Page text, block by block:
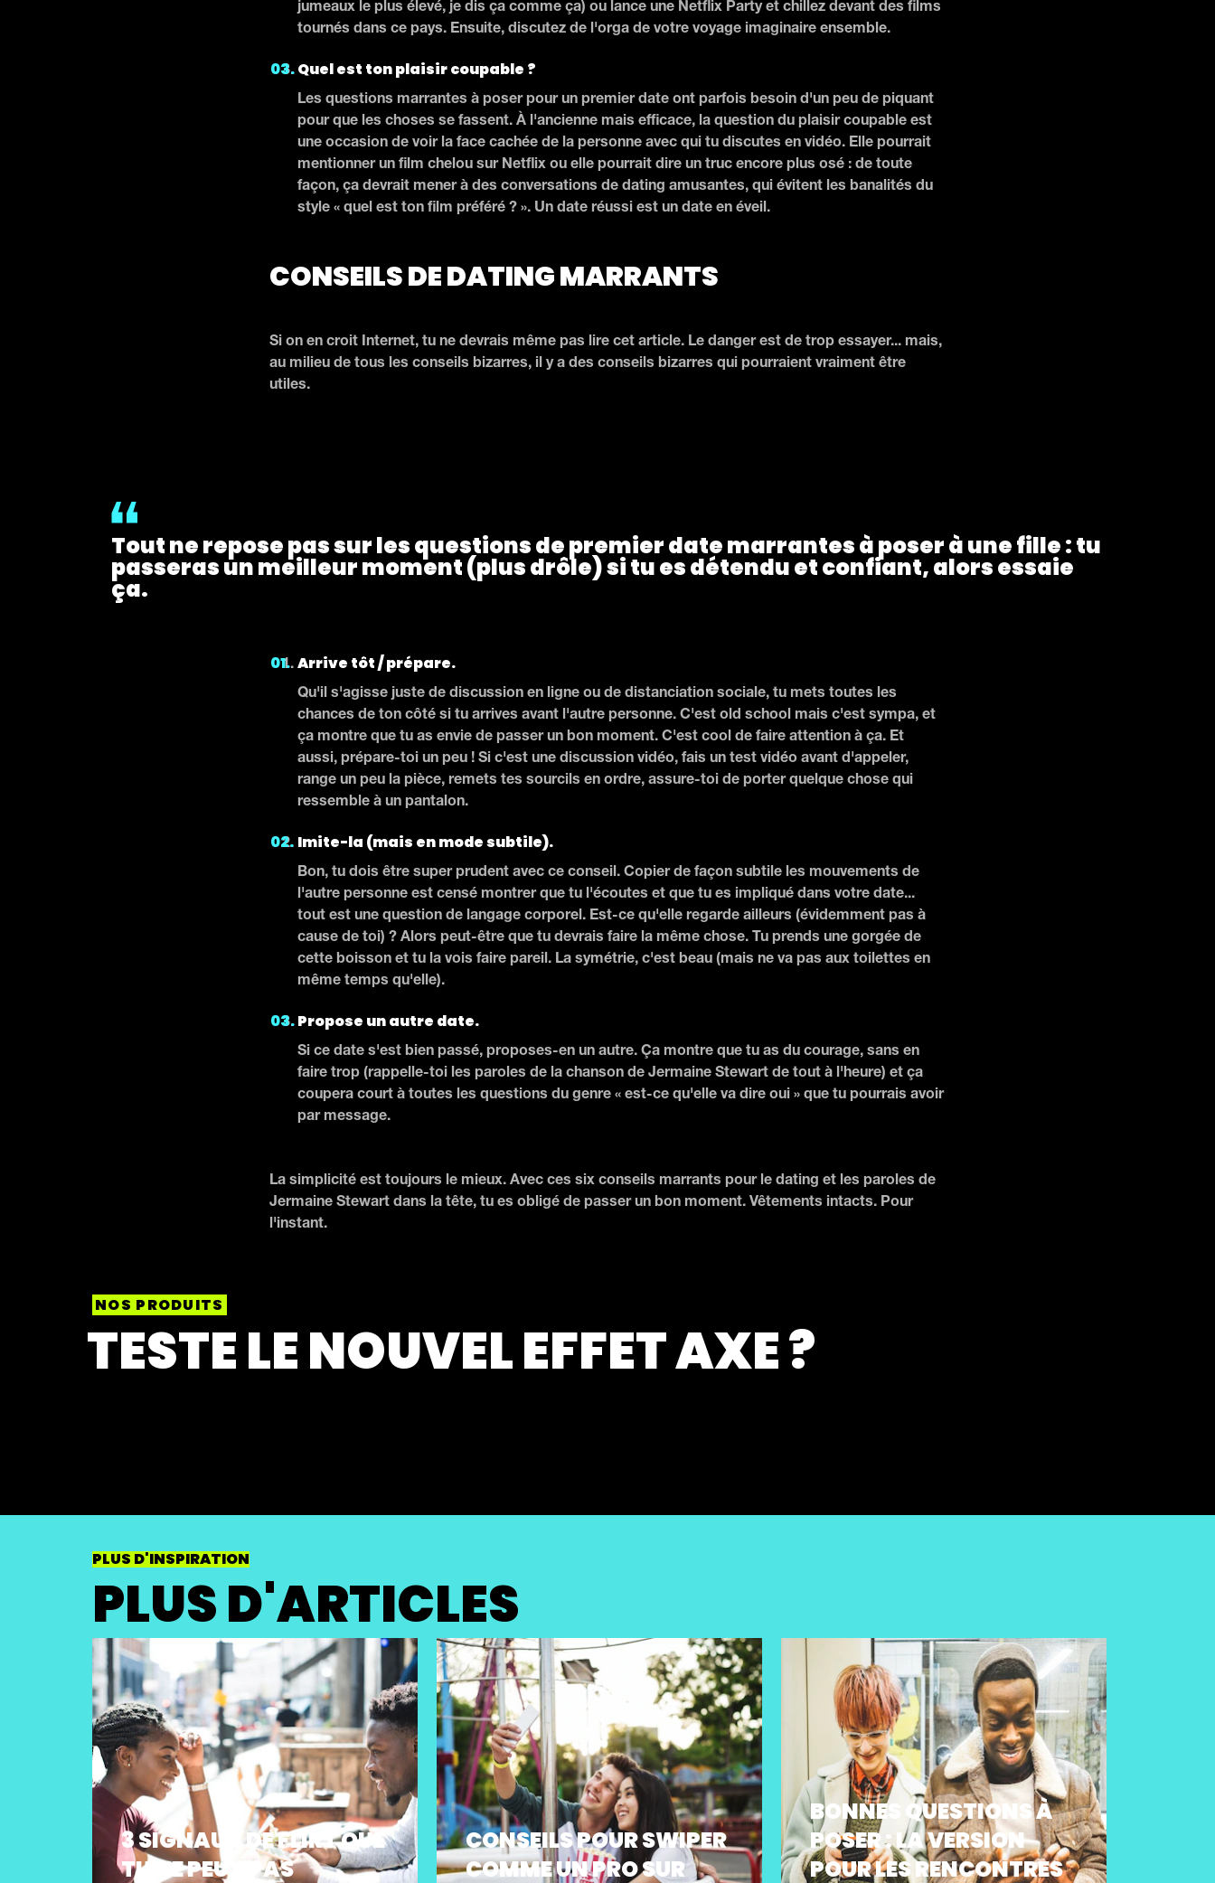
jumeaux le plus élevé, je dis ça comme ça) ou lance une Netflix Party et chillez devant des films
tournés dans ce pays. Ensuite, discutez de l'orga de votre voyage imaginaire ensemble.
Quel est ton plaisir coupable ?
Les questions marrantes à poser pour un premier date ont parfois besoin d'un peu de piquant
pour que les choses se fassent. À l'ancienne mais efficace, la question du plaisir coupable est
une occasion de voir la face cachée de la personne avec qui tu discutes en vidéo. Elle pourrait
mentionner un film chelou sur Netflix ou elle pourrait dire un truc encore plus osé : de toute
façon, ça devrait mener à des conversations de dating amusantes, qui évitent les banalités du
style « quel est ton film préféré ? ». Un date réussi est un date en éveil.
CONSEILS DE DATING MARRANTS
Si on en croit Internet, tu ne devrais même pas lire cet article. Le danger est de trop essayer... mais,
au milieu de tous les conseils bizarres, il y a des conseils bizarres qui pourraient vraiment être
utiles.
Tout ne repose pas sur les questions de premier date marrantes à poser à une fille : tu
passeras un meilleur moment (plus drôle) si tu es détendu et confiant, alors essaie
ça.
Arrive tôt / prépare.
Qu'il s'agisse juste de discussion en ligne ou de distanciation sociale, tu mets toutes les
chances de ton côté si tu arrives avant l'autre personne. C'est old school mais c'est sympa, et
ça montre que tu as envie de passer un bon moment. C'est cool de faire attention à ça. Et
aussi, prépare-toi un peu ! Si c'est une discussion vidéo, fais un test vidéo avant d'appeler,
range un peu la pièce, remets tes sourcils en ordre, assure-toi de porter quelque chose qui
ressemble à un pantalon.
Imite-la (mais en mode subtile).
Bon, tu dois être super prudent avec ce conseil. Copier de façon subtile les mouvements de
l'autre personne est censé montrer que tu l'écoutes et que tu es impliqué dans votre date...
tout est une question de langage corporel. Est-ce qu'elle regarde ailleurs (évidemment pas à
cause de toi) ? Alors peut-être que tu devrais faire la même chose. Tu prends une gorgée de
cette boisson et tu la vois faire pareil. La symétrie, c'est beau (mais ne va pas aux toilettes en
même temps qu'elle).
Propose un autre date.
Si ce date s'est bien passé, proposes-en un autre. Ça montre que tu as du courage, sans en
faire trop (rappelle-toi les paroles de la chanson de Jermaine Stewart de tout à l'heure) et ça
coupera court à toutes les questions du genre « est-ce qu'elle va dire oui » que tu pourrais avoir
par message.
La simplicité est toujours le mieux. Avec ces six conseils marrants pour le dating et les paroles de
Jermaine Stewart dans la tête, tu es obligé de passer un bon moment. Vêtements intacts. Pour
l'instant.
NOS PRODUITS
TESTE LE NOUVEL EFFET AXE ?
PLUS D'INSPIRATION
PLUS D'ARTICLES
3 SIGNAUX DE FLIRT QUE
TU NE PEUX PAS
CONSEILS POUR SWIPER
COMME UN PRO SUR
BONNES QUESTIONS À
POSER : LA VERSION
POUR LES RENCONTRES